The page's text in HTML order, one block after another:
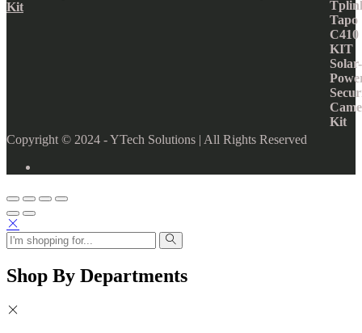
Kit
Copyright © 2024 - YTech Solutions | All Rights Reserved
Shop By Departments